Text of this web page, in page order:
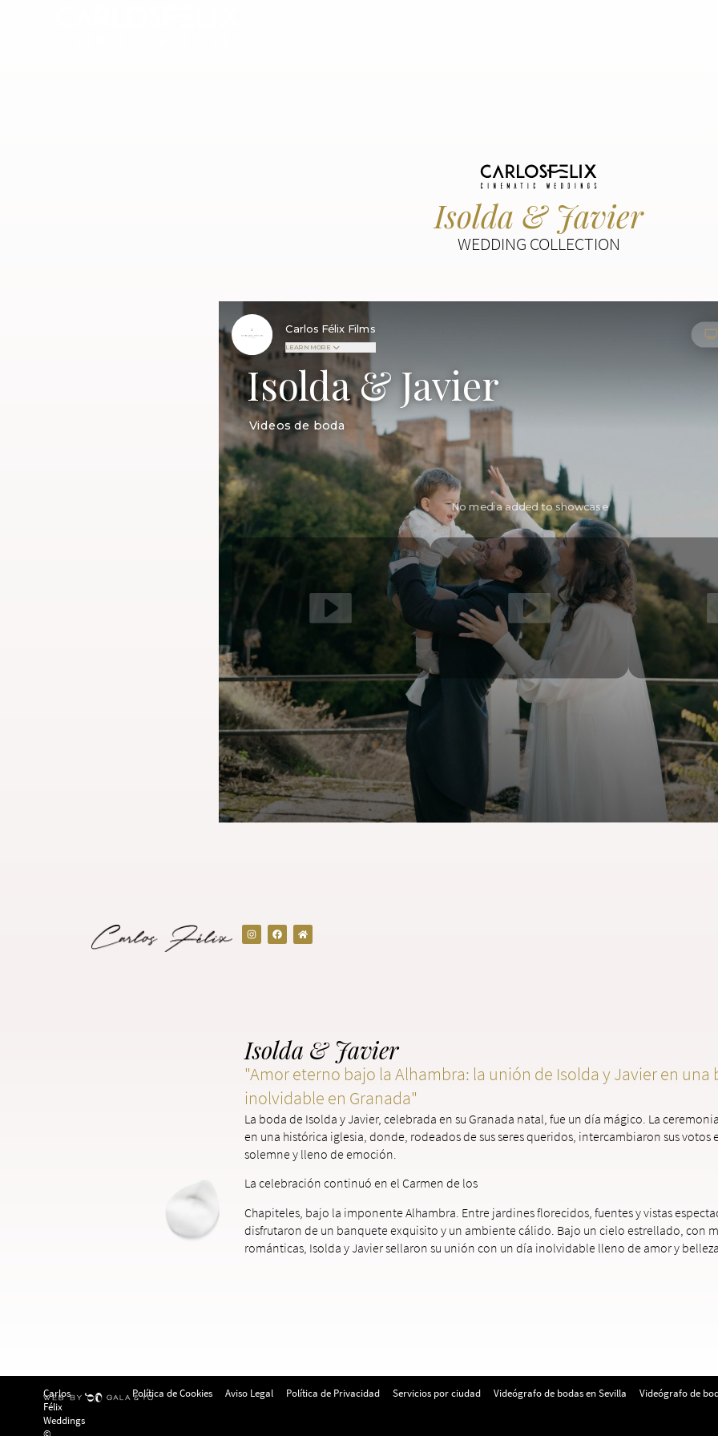
Isolda & Javier
WEDDING COLLECTION
Isolda & Javier
"Amor eterno bajo la Alhambra: la unión de Isolda y Javier en una
inolvidable en Granada"
La boda de Isolda y Javier, celebrada en su Granada natal, fue un día mágico. La
en una histórica iglesia, donde, rodeados de sus seres queridos, intercambiaron sus votos
solemne y lleno de emoción.
La celebración continuó en el Carmen de los
Chapiteles, bajo la imponente Alhambra. Entre jardines florecidos, fuentes y vistas
disfrutaron de un banquete exquisito y un ambiente cálido. Bajo un cielo estrellado, con
románticas, Isolda y Javier sellaron su unión con un día inolvidable lleno de amor y
Carlos
Félix
Weddings
Política de Cookies Aviso Legal Política de Privacidad Servicios por ciudad Videógrafo de bodas en Sevilla Videógrafo de